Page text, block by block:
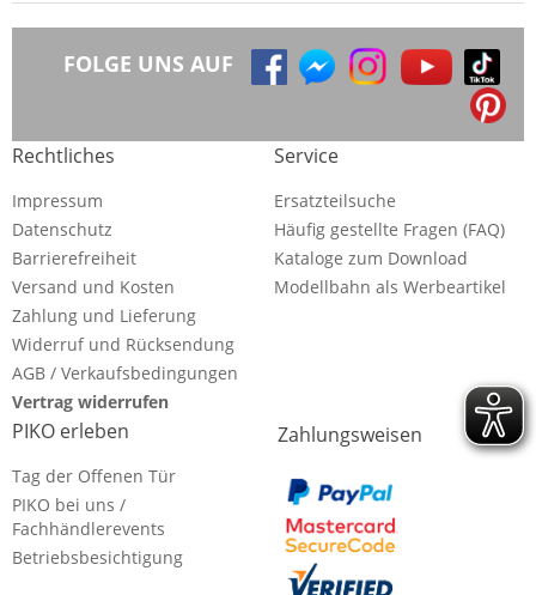
FOLGE UNS AUF
Rechtliches
Impressum
Datenschutz
Barrierefreiheit
Versand und Kosten
Zahlung und Lieferung
Widerruf und Rücksendung
AGB / Verkaufsbedingungen
Vertrag widerrufen
Service
Ersatzteilsuche
Häufig gestellte Fragen (FAQ)
Kataloge zum Download
Modellbahn als Werbeartikel
PIKO erleben
Tag der Offenen Tür
PIKO bei uns /
Fachhändlerevents
Betriebsbesichtigung
Zahlungsweisen